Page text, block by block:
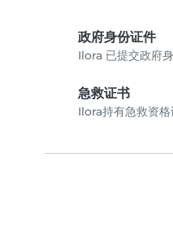
政府身份证件
Ilora 已提交政府
急救证书
Ilora持有急救资格